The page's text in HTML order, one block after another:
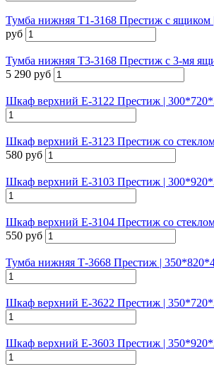
Тумба нижняя Т1-3168 Престиж с ящиком
руб
Тумба нижняя Т3-3168 Престиж с 3-мя
5 290 руб
Шкаф верхний Е-3122 Престиж |
Шкаф верхний Е-3123 Престиж со
580 руб
Шкаф верхний Е-3103 Престиж |
Шкаф верхний Е-3104 Престиж со
550 руб
Тумба нижняя Т-3668 Престиж |
Шкаф верхний Е-3622 Престиж |
Шкаф верхний Е-3603 Престиж |